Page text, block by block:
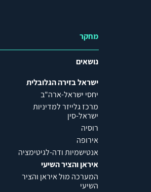
מחקר
נושאים
ישראל בזירה הגלובלית
יחסי ישראל-ארה"ב
מרכז גלייזר למדיניות
ישראל-סין
רוסיה
אירופה
אנטישמיות ודה-לגיטימציה
איראן והציר השיעי
המערכה מול איראן והציר
השיעי